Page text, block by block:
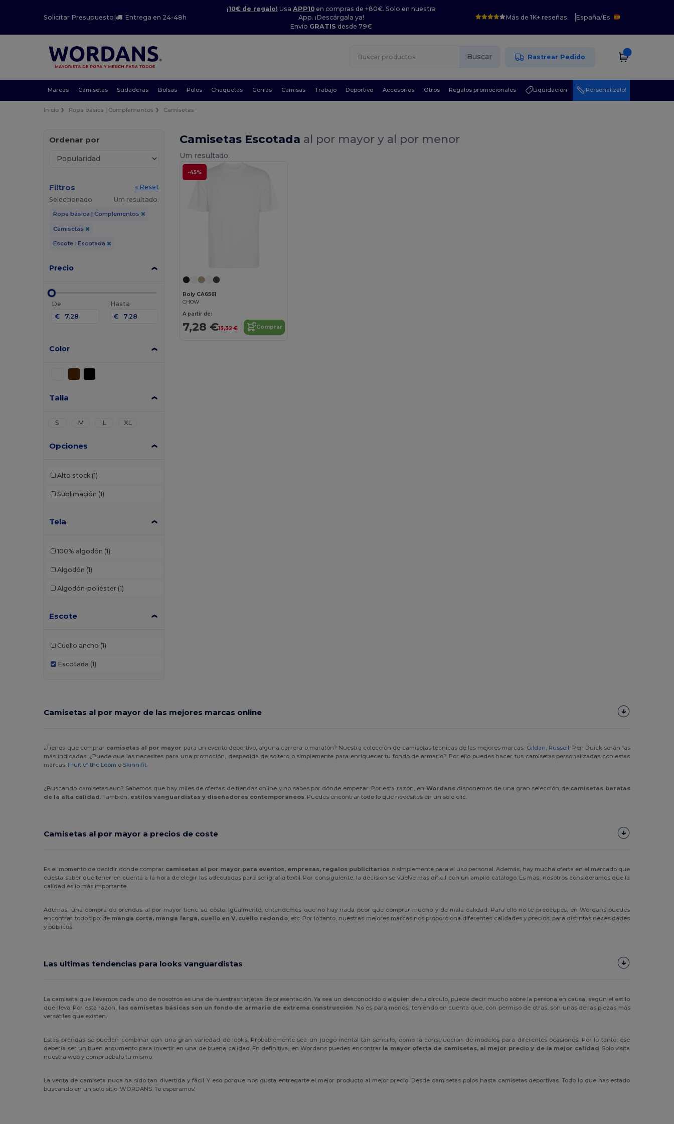
Solicitar Presupuesto | Entrega en 24-48h
¡10€ de regalo! Usa APP10en compras de +80€. Solo en nuestra
App. ¡Descárgala ya!
Envío GRATIS desde 79€
Más de 1K+ reseñas. España/Es
Buscar Rastrear Pedido
Marcas Camisetas Sudaderas Bolsas Polos Chaquetas Gorras Camisas Trabajo Deportivo Accesorios Otros Regalos promocionales Liquidación ¡Personalízalo!
Inicio Ropa básica | Complementos Camisetas
Ordenar por
Filtros
« Reset
Seleccionado
Um resultado.
Ropa básica | Complementos
Camisetas
Escote : Escotada
Precio
De
€
Hasta
€
Color
Talla
S M L XL
Opciones
Alto stock (1)
Sublimación (1)
Tela
100% algodón (1)
Algodón (1)
Algodón-poliéster (1)
Escote
Cuello ancho (1)
Escotada (1)
Camisetas Escotada al por mayor y al por menor
Um resultado.
-45%
Roly CA6561
CHOW
A partir de:
7,28 €13,32 € Comprar
Camisetas al por mayor de las mejores marcas online
¿Tienes que comprar camisetas al por mayor para un evento deportivo, alguna carrera o maratón? Nuestra colección de camisetas técnicas de las mejores marcas: Gildan, Russell, Pen Duick serán las
más indicadas. ¿Puede que las necesites para una promoción, despedida de soltero o simplemente para enriquecer tu fondo de armario? Por ello puedes hacer tus camisetas personalizadas con estas
marcas: Fruit of the Loom o Skinnifit.
¿Buscando camisetas aun? Sabemos que hay miles de ofertas de tiendas online y no sabes por dónde empezar. Por esta razón, en Wordansdisponemos de una gran selección de camisetas baratas
de la alta calidad. También, estilos vanguardistas y diseñadores contemporáneos. Puedes encontrar todo lo que necesites en un solo clic.
Camisetas al por mayor a precios de coste
Es el momento de decidir donde comprar camisetas al por mayor para eventos, empresas, regalos publicitarios o simplemente para el uso personal. Además, hay mucha oferta en el mercado que
cuesta saber qué tener en cuenta a la hora de elegir las adecuadas para serigrafía textil. Por consiguiente, la decisión se vuelve más difícil con un amplio catálogo. Es más, nosotros consideramos que la
calidad es lo más importante.
Además, una compra de prendas al por mayor tiene su costo. Igualmente, entendemos que no hay nada peor que comprar mucho y de mala calidad. Para ello no te preocupes, en Wordans puedes
encontrar todo tipo: de manga corta, manga larga, cuello en V, cuello redondo, etc. Por lo tanto, nuestras mejores marcas nos proporciona diferentes calidades y precios, para distintas necesidades
y públicos.
Las ultimas tendencias para looks vanguardistas
La camiseta que llevamos cada uno de nosotros es una de nuestras tarjetas de presentación. Ya sea un desconocido o alguien de tu círculo, puede decir mucho sobre la persona en causa, según el estilo
que lleva. Por esta razón, las camisetas básicas son un fondo de armario de extrema construcción. No es para menos, teniendo en cuenta que, con permiso de otras, son unas de las piezas más
versátiles que existen.
Estas prendas se pueden combinar con una gran variedad de looks. Probablemente sea un juego mental tan sencillo, como la construcción de modelos para diferentes ocasiones. Por lo tanto, ese
debería ser un buen argumento para invertir en una de buena calidad. En definitiva, en Wordans puedes encontrar la mayor oferta de camisetas, al mejor precio y de la mejor calidad. Solo visita
nuestra web y compruébalo tu mismo.
La venta de camiseta nuca ha sido tan divertida y fácil. Y eso porque nos gusta entregarte el mejor producto al mejor precio. Desde camisetas polos hasta camisetas deportivas. Todo lo que has estado
buscando en un solo sitio: WORDANS. Te esperamos!